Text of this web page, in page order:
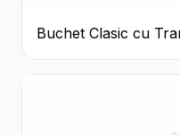
Buchet Clasic cu
Crizanteme Albe